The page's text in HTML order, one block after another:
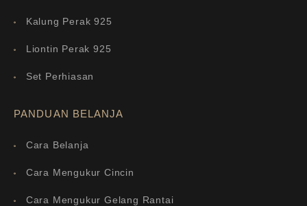
Kalung Perak 925
Liontin Perak 925
Set Perhiasan
PANDUAN BELANJA
Cara Belanja
Cara Mengukur Cincin
Cara Mengukur Gelang Rantai